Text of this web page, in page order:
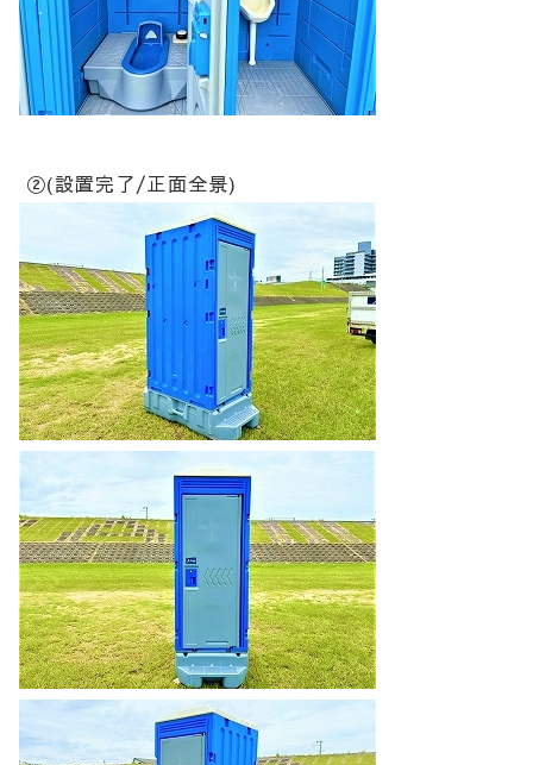
②(設置完了/正面全景)